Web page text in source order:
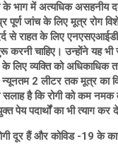
भाग में अत्यधिक असहनीय
पूर्ण जांच के लिए मूत्र रोग
से राहत के लिए
चाहिए। उन्होंने यह भी
लिए व्यक्ति को अधिकाधिक
न्यूनतम 2 लीटर तक मूत्र का
है कि रोगी को कम नमक
पेय पदार्थों का भी त्याग कर
दूर हैं और कोविड -19 के